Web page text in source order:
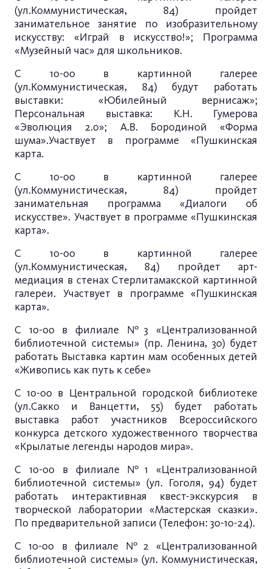
(ул.Коммунистическая, 84) пройдет
занимательное занятие по изобразительному
искусству: «Играй в искусство!»; Программа
«Музейный час» для школьников.
С 10-00 в картинной галерее
(ул.Коммунистическая, 84) будут работать
выставки: «Юбилейный вернисаж»;
Персональная выставка: К.Н. Гумерова
«Эволюция 2.0»; А.В. Бородиной «Форма
шума».Участвует в программе «Пушкинская
карта.
С 10-00 в картинной галерее
(ул.Коммунистическая, 84) пройдет
занимательная программа «Диалоги об
искусстве». Участвует в программе «Пушкинская
карта».
С 10-00 в картинной галерее
(ул.Коммунистическая, 84) пройдет арт-
медиация в стенах Стерлитамакской картинной
галереи. Участвует в программе «Пушкинская
карта».
С 10-00 в филиале №3 «Централизованной
библиотечной системы» (пр. Ленина, 30) будет
работать Выставка картин мам особенных детей
«Живопись как путь к себе»
С 10-00 в Центральной городской библиотеке
(ул.Сакко и Ванцетти, 55) будет работать
выставка работ участников Всероссийского
конкурса детского художественного творчества
«Крылатые легенды народов мира».
С 10-00 в филиале №1 «Централизованной
библиотечной системы» (ул. Гоголя, 94) будет
работать интерактивная квест-экскурсия в
творческой лаборатории «Мастерская сказки».
По предварительной записи (Телефон: 30-10-24).
С 10-00 в филиале №2 «Централизованной
библиотечной системы» (ул. Коммунистическая,